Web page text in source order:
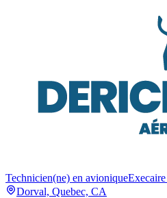
Technicien(ne) en avionique
Dorval, Quebec, CA